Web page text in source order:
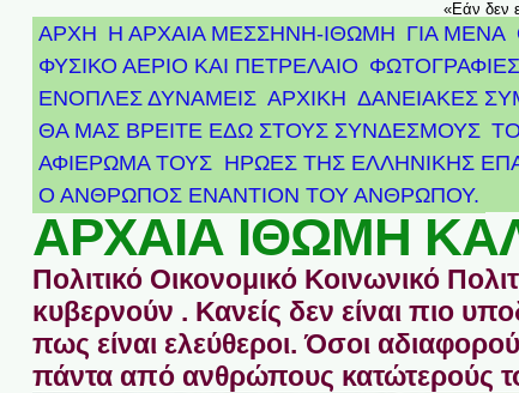
«Εάν δεν
ΑΡΧΗ Η ΑΡΧΑΙΑ ΜΕΣΣΗΝΗ-ΙΘΩΜΗ ΓΙΑ ΜΕΝΑ
ΦΥΣΙΚΟ ΑΕΡΙΟ ΚΑΙ ΠΕΤΡΕΛΑΙΟ ΦΩΤΟΓΡΑΦΙΕΣ
ΕΝΟΠΛΕΣ ΔΥΝΑΜΕΙΣ ΑΡΧΙΚΉ ΔΑΝΕΙΑΚΕΣ
ΘΑ ΜΑΣ ΒΡΕΙΤΕ ΕΔΩ ΣΤΟΥΣ ΣΥΝΔΕΣΜΟΥΣ
ΑΦΙΈΡΩΜΑ ΤΟΥΣ ΉΡΩΕΣ ΤΗΣ ΕΛΛΗΝΙΚΉΣ
Ο ΑΝΘΡΩΠΟΣ ΕΝΑΝΤΙΟΝ ΤΟΥ ΑΝΘΡΩΠΟΥ.
ΑΡΧΑΙΑ ΙΘΩΜΗ
Πολιτικό Οικονομικό Κοινωνικό
κυβερνούν . Κανείς δεν είναι πιο
πως είναι ελεύθεροι. Όσοι
πάντα από ανθρώπους κατώτερούς